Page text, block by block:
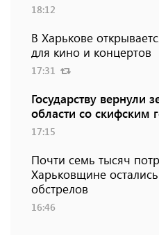
18:12
В Харькове
для кино и концертов
17:31
Государству вернули
области со скифским
17:15
Почти семь тысяч
Харьковщине
обстрелов
16:46